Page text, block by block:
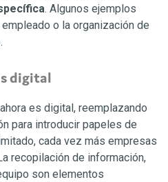
. Algunos ejemplos
o la organización de
digital
ahora es digital, reemplazando
para introducir papeles de
cada vez más empresas
recopilación de información,
son elementos